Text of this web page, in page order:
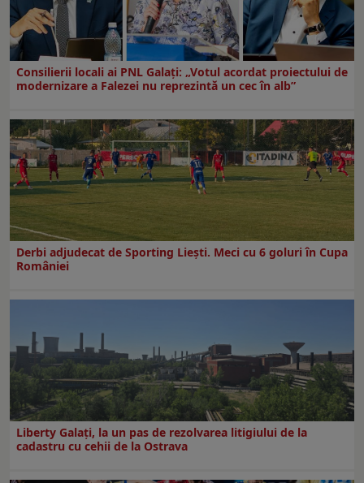
Consilierii locali ai PNL Galaţi: „Votul acordat proiectului de
modernizare a Falezei nu reprezintă un cec în alb”
Derbi adjudecat de Sporting Liești. Meci cu 6 goluri în Cupa
României
Liberty Galați, la un pas de rezolvarea litigiului de la
cadastru cu cehii de la Ostrava